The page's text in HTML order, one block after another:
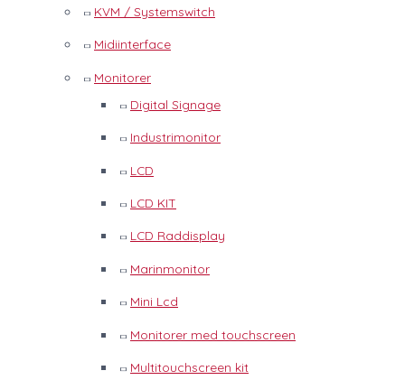
KVM / Systemswitch
Midiinterface
Monitorer
Digital Signage
Industrimonitor
LCD
LCD KIT
LCD Raddisplay
Marinmonitor
Mini Lcd
Monitorer med touchscreen
Multitouchscreen kit